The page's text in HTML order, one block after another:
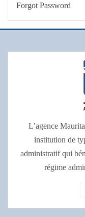
Forgot Password
L’agence
institution de
administratif qui
régime